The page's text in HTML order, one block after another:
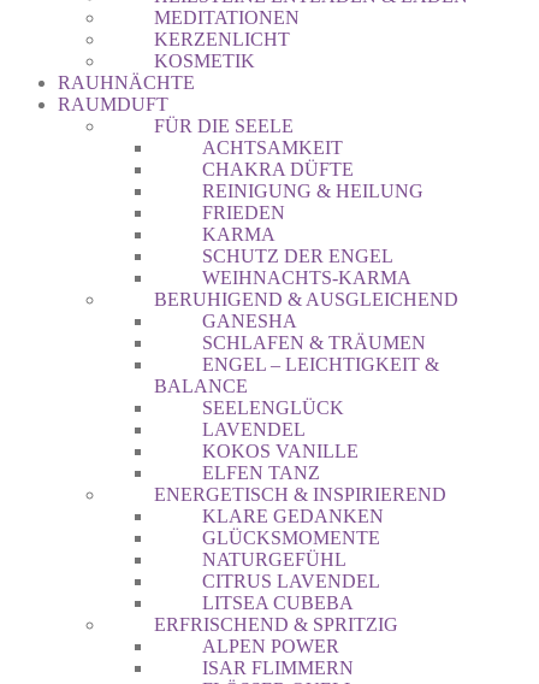
MEDITATIONEN
KERZENLICHT
KOSMETIK
RAUHNÄCHTE
RAUMDUFT
FÜR DIE SEELE
ACHTSAMKEIT
CHAKRA DÜFTE
REINIGUNG & HEILUNG
FRIEDEN
KARMA
SCHUTZ DER ENGEL
WEIHNACHTS-KARMA
BERUHIGEND & AUSGLEICHEND
GANESHA
SCHLAFEN & TRÄUMEN
ENGEL – LEICHTIGKEIT &
BALANCE
SEELENGLÜCK
LAVENDEL
KOKOS VANILLE
ELFEN TANZ
ENERGETISCH & INSPIRIEREND
KLARE GEDANKEN
GLÜCKSMOMENTE
NATURGEFÜHL
CITRUS LAVENDEL
LITSEA CUBEBA
ERFRISCHEND & SPRITZIG
ALPEN POWER
ISAR FLIMMERN